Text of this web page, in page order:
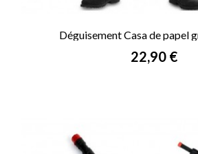
Déguisement Casa de papel
Prix
22,90 €